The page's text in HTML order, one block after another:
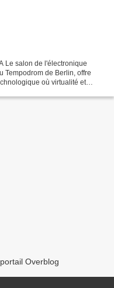
Le salon de l'électronique
Tempodrom de Berlin, offre
où virtualité et
Overblog